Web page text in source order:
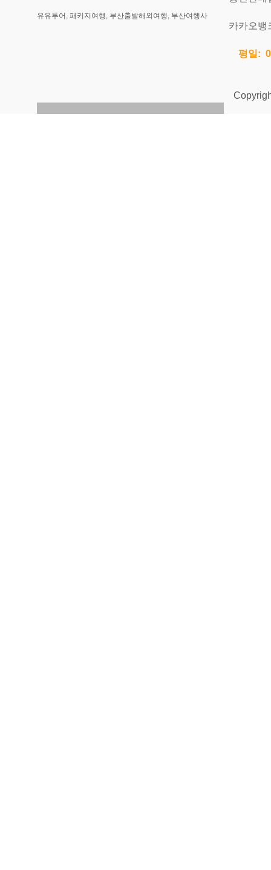
유유투어, 패키지여행, 부산출발해외여행, 부산여행사
카카오뱅
평일: